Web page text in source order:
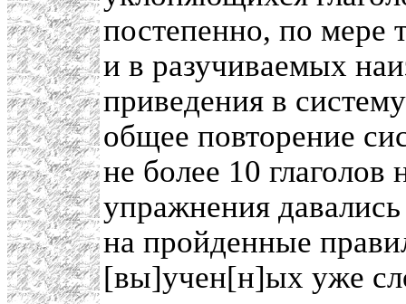
постепенно, по мере
и в разучиваемых
приведения в
общее повторение
не более 10
упражнения
на пройденные
[вы]учен[н]ых уже